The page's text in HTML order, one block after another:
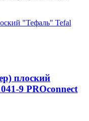
плоский
9 PROconnect